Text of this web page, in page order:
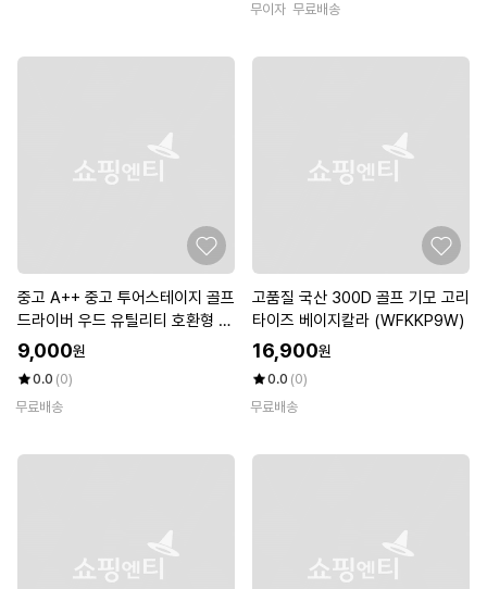
무이자 무료배송
중고 A++ 중고 투어스테이지 골프
드라이버 우드 유틸리티 호환형 렌
치 (보관용 커버 포함)
9,000원
0.0 (0)
무료배송
고품질 국산 300D 골프 기모 고리
타이즈 베이지칼라 (WFKKP9W)
16,900원
0.0 (0)
무료배송